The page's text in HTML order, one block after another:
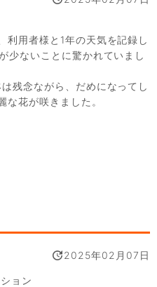
利用者様と1年の天気を記録し
少ないことに驚かれていまし
残念ながら、だめになってし
な花が咲きました。
2025年02月07日
ョン